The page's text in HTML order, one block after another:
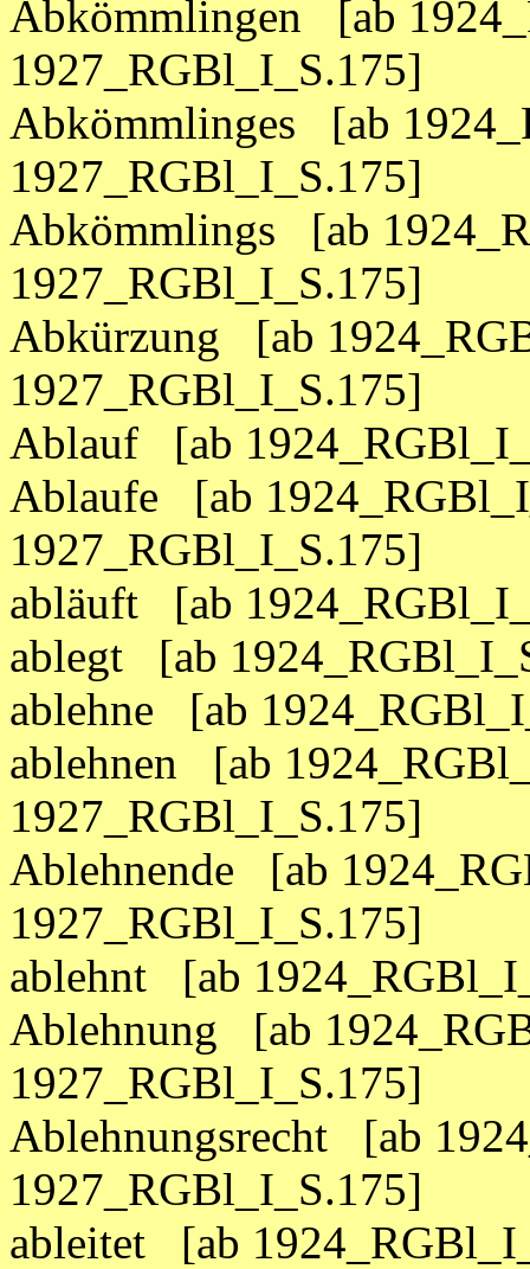
Abkömmlingen [ab
1927_RGBl_I_S.175]
Abkömmlinges [ab
1927_RGBl_I_S.175]
Abkömmlings [ab
1927_RGBl_I_S.175]
Abkürzung [ab
1927_RGBl_I_S.175]
Ablauf [ab
Ablaufe [ab
1927_RGBl_I_S.175]
abläuft [ab
ablegt [ab
ablehne [ab
ablehnen [ab
1927_RGBl_I_S.175]
Ablehnende [ab
1927_RGBl_I_S.175]
ablehnt [ab
Ablehnung [ab
1927_RGBl_I_S.175]
Ablehnungsrecht [ab
1927_RGBl_I_S.175]
ableitet [ab